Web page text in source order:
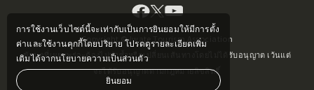
การใช้งานเว็บไซต์นี้จะเท่ากับเป็นการยินยอมให้มีการตั้ง
ค่าและใช้งานคุกกี้โดยปริยาย โปรดดูรายละเอียดเพิ่ม
เติมได้จากนโยบายความเป็นส่วนตัว
ยินยอม
Copyright © Iwate Tourism Association
ข้อมูลที่เผยแพร่จะต้องไม่ทำซ้ำหรือเปลี่ยนเส้นทางโดยไม่ได้รับอนุญาต เว้นแต่
จะได้รับอนุญาตตามกฎหมายลิขสิทธิ์